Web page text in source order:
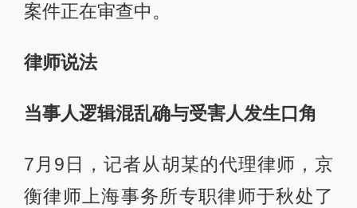
案件正在审查中。
律师说法
当事人逻辑混乱确与受害人发生口角
7月9日，记者从胡某的代理律师，京
衡律师上海事务所专职律师于秋处了